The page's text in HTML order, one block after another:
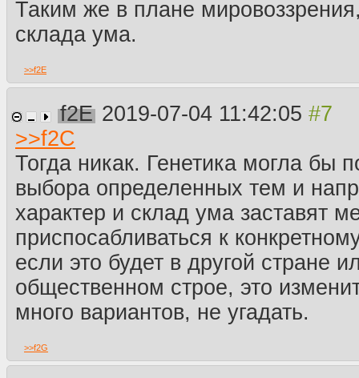
Таким же в плане
склада ума.
>>f2E
f2E 2019-07-04 11:42:05
>>f2C
Тогда никак. Генетика могла бы
выбора определенных тем и
характер и склад ума заставят
приспосабливаться к
если это будет в другой стране
общественном строе, это
много вариантов, не угадать.
>>f2G